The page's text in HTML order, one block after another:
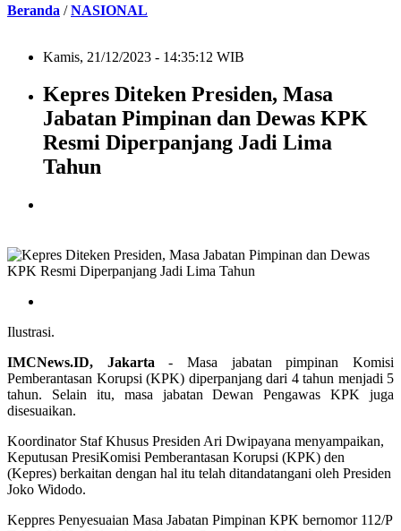
Beranda /NASIONAL
Kamis, 21/12/2023 - 14:35:12 WIB
Kepres Diteken Presiden, Masa
Jabatan Pimpinan dan Dewas KPK
Resmi Diperpanjang Jadi Lima
Tahun
Ilustrasi.
IMCNews.ID, Jakarta - Masa jabatan pimpinan Komisi
Pemberantasan Korupsi (KPK) diperpanjang dari 4 tahun menjadi 5
tahun. Selain itu, masa jabatan Dewan Pengawas KPK juga
disesuaikan.
Koordinator Staf Khusus Presiden Ari Dwipayana menyampaikan,
Keputusan PresiKomisi Pemberantasan Korupsi (KPK) den
(Kepres) berkaitan dengan hal itu telah ditandatangani oleh Presiden
Joko Widodo.
Keppres Penyesuaian Masa Jabatan Pimpinan KPK bernomor 112/P